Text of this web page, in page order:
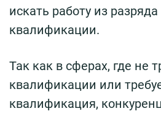
искать работу из
квалификации.
Так как в сферах, где не
квалификации или
квалификация,